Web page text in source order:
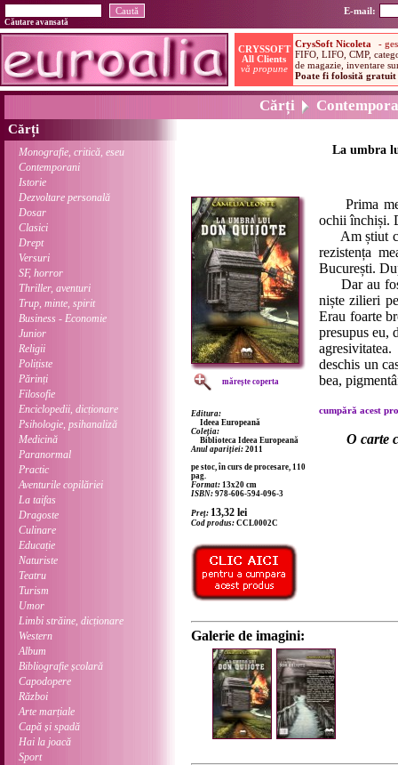
E-mail:
Căutare avansată
Cărți
Cărți
Monografie, critică, eseu
Contemporani
Istorie
Dezvoltare personală
Dosar
Clasici
Drept
Versuri
SF, horror
Thriller, aventuri
Trup, minte, spirit
Business - Economie
Junior
Religii
Polițiste
Părinți
Filosofie
Enciclopedii, dicționare
Psihologie, psihanaliză
Medicină
Paranormal
Practic
Aventurile copilăriei
La taifas
Dragoste
Culinare
Educație
Naturiste
Teatru
Turism
Umor
Limbi străine, dicționare
Western
Album
Bibliografie școlară
Capodopere
Război
Arte marțiale
Capă și spadă
Hai la joacă
Sport
La umbra
mărește coperta
Editura:
Ideea Europeană
Coleția:
Biblioteca Ideea Europeană
Anul apariției: 2011
pe stoc, în curs de procesare, 110
pag.
Format: 13x20 cm
ISBN: 978-606-594-096-3
Preț: 13,32 lei
Cod produs: CCL0002C
Prima
ochii închiși.
Am știut că
rezistența
București.
Dar au fost
niște zilieri
Erau foarte
presupus eu,
deschis un
bea,
cumpără acest
O carte
Galerie de imagini: